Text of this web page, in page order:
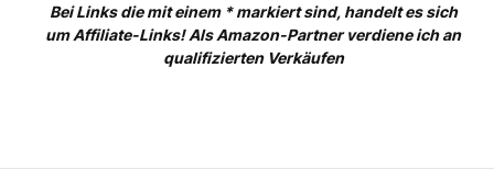
Bei Links die mit einem * markiert sind, handelt es sich
um Affiliate-Links! Als Amazon-Partner verdiene ich an
qualifizierten Verkäufen